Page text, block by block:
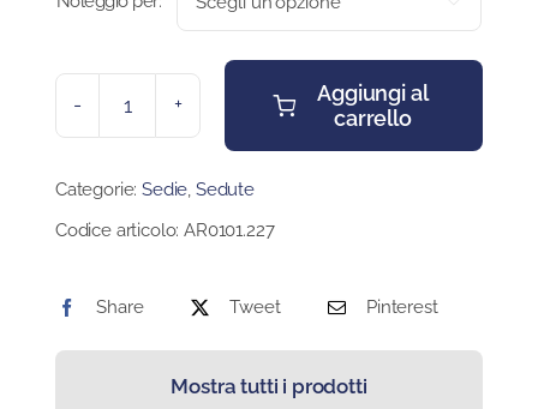
SEDIA
quantità
Aggiungi al
carrello
Categorie:Sedie, Sedute
Codice articolo:AR0101.227
Share Tweet Pinterest
Mostra tutti i prodotti